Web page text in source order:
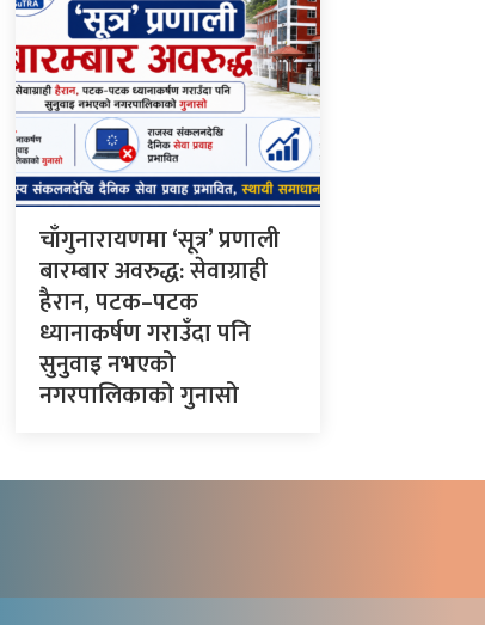
चाँगुनारायणमा ‘सूत्र’ प्रणाली
बारम्बार अवरुद्ध: सेवाग्राही
हैरान, पटक–पटक
ध्यानाकर्षण गराउँदा पनि
सुनुवाइ नभएको
नगरपालिकाको गुनासो